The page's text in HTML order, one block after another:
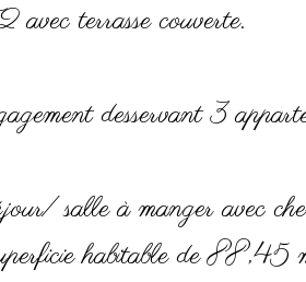
terrasse couverte.
desservant 3
salle à manger avec
habitable de 88,45